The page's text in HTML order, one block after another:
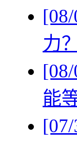
力？
能